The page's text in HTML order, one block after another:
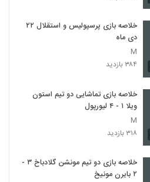
خلاصه بازی پرسپولیس و استقلال ۲۲
دی ماه
M
۳۸۴ بازدید
خلاصه بازی تماشایی دو تیم استون
ویلا ۱ - ۴ لیورپول
M
۳۱۸ بازدید
خلاصه بازی دو تیم مونشن گلادباخ ۳ -
۲ بایرن مونیخ